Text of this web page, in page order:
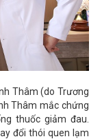
Thâm (do Trương
Thâm mắc chứng
thuốc giảm đau.
đổi thói quen lạm